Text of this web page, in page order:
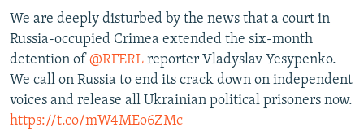
We are deeply disturbed by the news that a court in
Russia-occupied Crimea extended the six-month
detention of @RFERL reporter Vladyslav Yesypenko.
We call on Russia to end its crack down on independent
voices and release all Ukrainian political prisoners now.
https://t.co/mW4MEo6ZMc